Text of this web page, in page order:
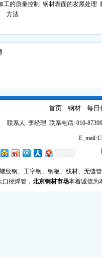
的质量控制
方法
钢材表面的发黑处理 教
首页 钢材 每日
联系人: 李经理 联系电话: 010-
纹钢、工字钢、钢板、线材、无缝
径焊管， 北京钢材市场本着诚信为